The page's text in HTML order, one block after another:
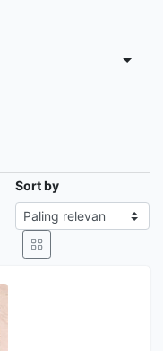
Sort by